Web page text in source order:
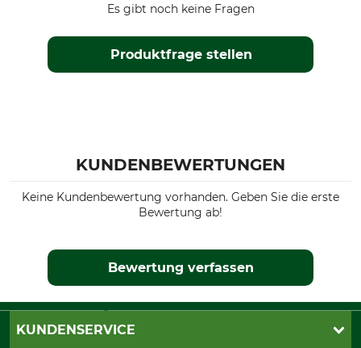
Produktfrage stellen
Es gibt noch keine Fragen
KUNDENBEWERTUNGEN
Keine Kundenbewertung vorhanden. Geben Sie die erste
Bewertung ab!
Bewertung verfassen
KUNDENSERVICE